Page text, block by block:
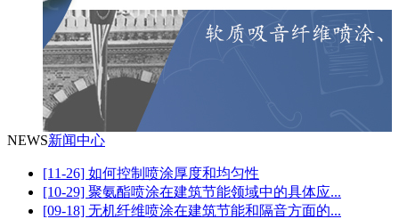
NEWS新闻中心
[11-26] 如何控制喷涂厚度和均匀性
[10-29] 聚氨酯喷涂在建筑节能领域中的具体应...
[09-18] 无机纤维喷涂在建筑节能和隔音方面的...